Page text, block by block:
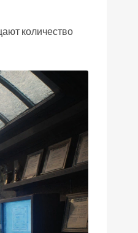
количество